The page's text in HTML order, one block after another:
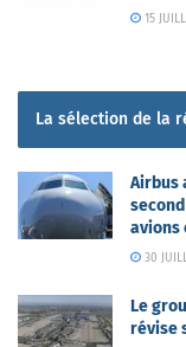
15
La sélection de la
Airbus
avions
30
Le
révise